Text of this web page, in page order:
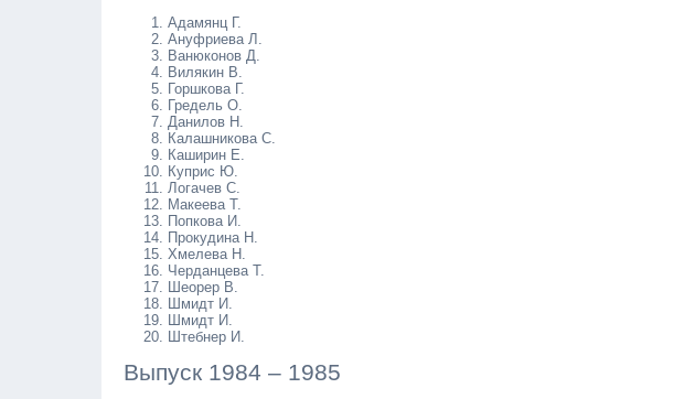
Адамянц Г.
Ануфриева Л.
Ванюконов Д.
Вилякин В.
Горшкова Г.
Гредель О.
Данилов Н.
Калашникова С.
Каширин Е.
Куприс Ю.
Логачев С.
Макеева Т.
Попкова И.
Прокудина Н.
Хмелева Н.
Черданцева Т.
Шеорер В.
Шмидт И.
Шмидт И.
Штебнер И.
Выпуск 1984 – 1985